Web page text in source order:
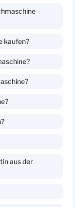
kaufen?
aus der